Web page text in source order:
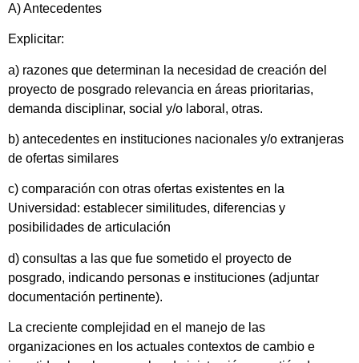
A) Antecedentes
Explicitar:
a) razones que determinan la necesidad de creación del
proyecto de posgrado relevancia en áreas prioritarias,
demanda disciplinar, social y/o laboral, otras.
b) antecedentes en instituciones nacionales y/o extranjeras
de ofertas similares
c) comparación con otras ofertas existentes en la
Universidad: establecer similitudes, diferencias y
posibilidades de articulación
d) consultas a las que fue sometido el proyecto de
posgrado, indicando personas e instituciones (adjuntar
documentación pertinente).
La creciente complejidad en el manejo de las
organizaciones en los actuales contextos de cambio e